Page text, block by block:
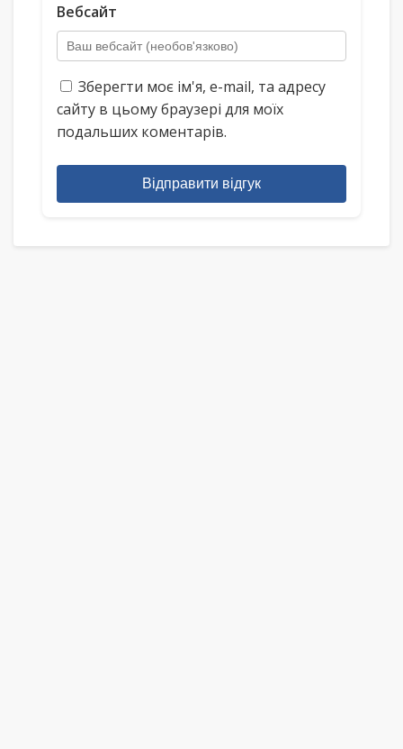
Вебсайт
Зберегти моє ім'я, e-mail, та адресу
сайту в цьому браузері для моїх
подальших коментарів.
Відправити відгук